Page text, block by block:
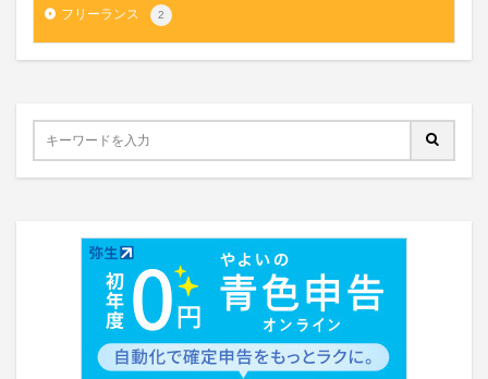
フリーランス 2